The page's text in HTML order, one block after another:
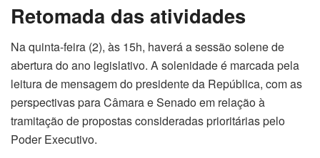
Retomada das atividades
Na quinta-feira (2), às 15h, haverá a sessão solene de
abertura do ano legislativo. A solenidade é marcada pela
leitura de mensagem do presidente da República, com as
perspectivas para Câmara e Senado em relação à
tramitação de propostas consideradas prioritárias pelo
Poder Executivo.